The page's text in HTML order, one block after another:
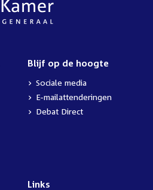
Blijf op de hoogte
Sociale media
E-mailattenderingen
Debat Direct
Links